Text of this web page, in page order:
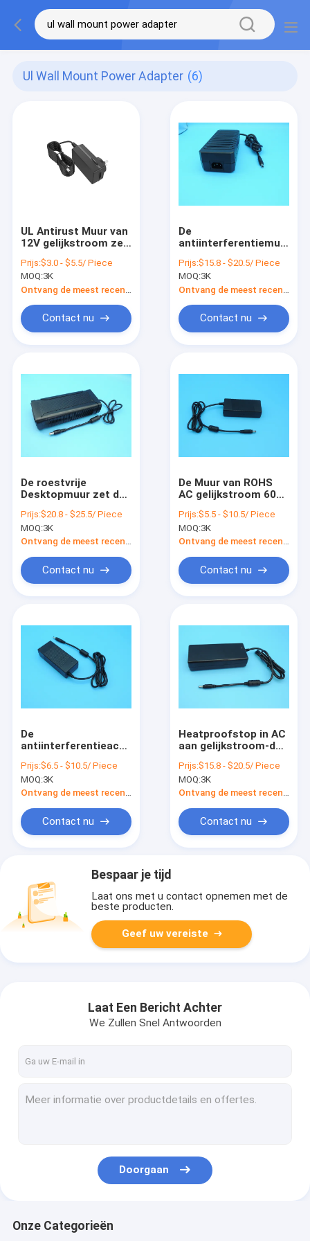
Ul Wall Mount Power Adapter (6)
UL Antirust Muur van
12V gelijkstroom zet
5A macht van de
Machtsadapter op
Prijs:$3.0 - $5.5/ Piece
MOQ:3K
Contact nu
De
antiinterferentiemuur
op
Prijs:$15.8 - $20.5/ Piece
MOQ:3K
Contact nu
De roestvrije
Desktopmuur zet de
Machtsadapter 400W
op
Prijs:$20.8 - $25.5/ Piece
MOQ:3K
Contact nu
De Muur van ROHS
AC gelijkstroom 60W
Praktisch van de
Machtsadapter op
Prijs:$5.5 - $10.5/ Piece
MOQ:3K
Contact nu
De
antiinterferentieac
Anticorrosive van de
Machtsadapter op
Prijs:$6.5 - $10.5/ Piece
MOQ:3K
Ontvang de meest recente Prijs
Contact nu
Heatproofstop in AC
aan gelijkstroom-de
van de
Machtsadapter
Prijs:$15.8 - $20.5/ Piece
MOQ:3K
Ontvang de meest recente Prijs
Contact nu
Bespaar je tijd
Laat ons met u contact opnemen met de
beste producten.
Geef uw vereiste
Laat Een Bericht Achter
We Zullen Snel Antwoorden
Doorgaan
Onze Categorieën